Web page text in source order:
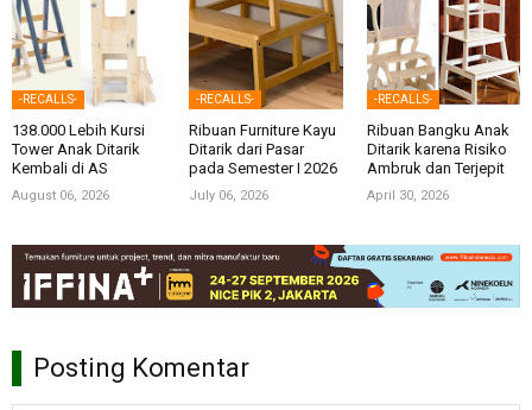
-RECALLS-
138.000 Lebih Kursi
Tower Anak Ditarik
Kembali di AS
August 06, 2026
-RECALLS-
Ribuan Furniture Kayu
Ditarik dari Pasar
pada Semester I 2026
July 06, 2026
-RECALLS-
Ribuan Bangku Anak
Ditarik karena Risiko
Ambruk dan Terjepit
April 30, 2026
Posting Komentar